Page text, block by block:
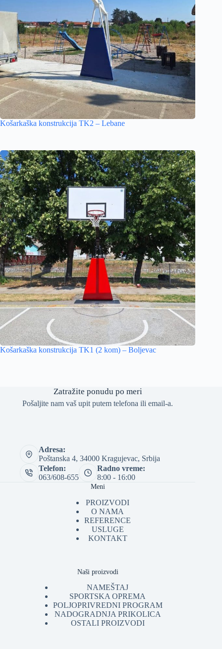
Košarkaška konstrukcija TK2 – Lebane
Košarkaška konstrukcija TK1 (2 kom) – Boljevac
Zatražite ponudu po meri
Pošaljite nam vaš upit putem telefona ili email-a.
Adresa:
Poštanska 4, 34000 Kragujevac, Srbija
Telefon:
063/608-655
Radno vreme:
8:00 - 16:00
Meni
PROIZVODI
O NAMA
REFERENCE
USLUGE
KONTAKT
Naši proizvodi
NAMEŠTAJ
SPORTSKA OPREMA
POLJOPRIVREDNI PROGRAM
NADOGRADNJA PRIKOLICA
OSTALI PROIZVODI